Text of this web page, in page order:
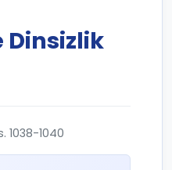
Dinsizlik
1038-1040